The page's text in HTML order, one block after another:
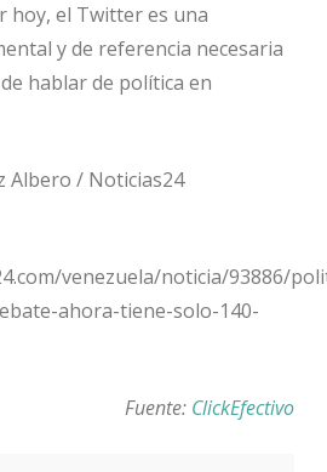
hoy, el Twitter es una
y de referencia necesaria
hablar de política en
Albero / Noticias24
venezuela/noticia/93886/
ahora-tiene-solo-140-
Fuente: ClickEfectivo